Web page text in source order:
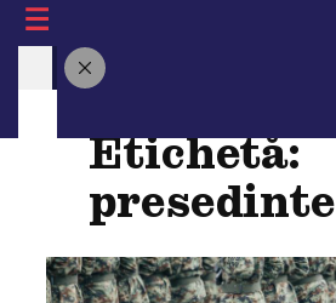
Sari
la
conținut
Blogul Factual
Etichetă:
presedinte